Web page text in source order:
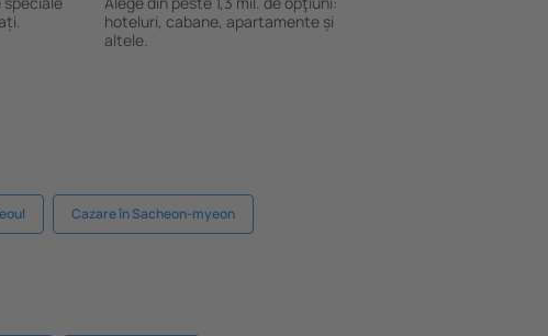
hoteluri, cabane, apartamente și
altele.
Cazare în Sacheon-myeon